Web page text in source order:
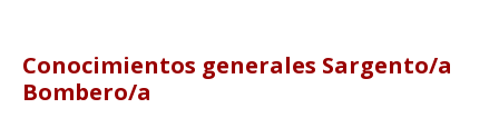
Conocimientos generales Sargento/a
Bombero/a